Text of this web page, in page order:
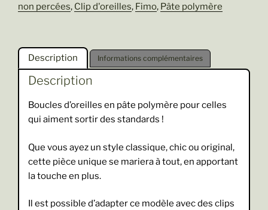
non percées, Clip d'oreilles, Fimo, Pâte polymère
Description Informations complémentaires
Description
Boucles d’oreilles en pâte polymère pour celles
qui aiment sortir des standards !
Que vous ayez un style classique, chic ou original,
cette pièce unique se mariera à tout, en apportant
la touche en plus.
Il est possible d’adapter ce modèle avec des clips